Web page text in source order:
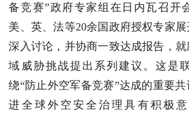
备竞赛”政府专家组在日内瓦召开
美、英、法等20余国政府授权专家
深入讨论，并协商一致达成报告，
域威胁挑战提出系列建议。这是
绕“防止外空军备竞赛”达成的重要
进全球外空安全治理具有积极